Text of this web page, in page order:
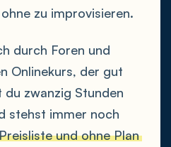
zu improvisieren.
durch Foren und
Onlinekurs, der gut
du zwanzig Stunden
stehst immer noch
und ohne Plan